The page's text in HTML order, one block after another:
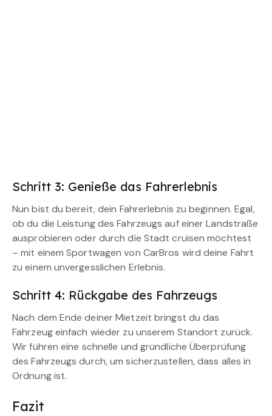
Schritt 3: Genieße das Fahrerlebnis
Nun bist du bereit, dein Fahrerlebnis zu beginnen. Egal,
ob du die Leistung des Fahrzeugs auf einer Landstraße
ausprobieren oder durch die Stadt cruisen möchtest
– mit einem Sportwagen von CarBros wird deine Fahrt
zu einem unvergesslichen Erlebnis.
Schritt 4: Rückgabe des Fahrzeugs
Nach dem Ende deiner Mietzeit bringst du das
Fahrzeug einfach wieder zu unserem Standort zurück.
Wir führen eine schnelle und gründliche Überprüfung
des Fahrzeugs durch, um sicherzustellen, dass alles in
Ordnung ist.
Fazit